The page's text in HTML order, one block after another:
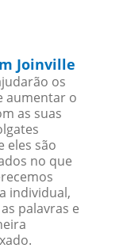
Joinville
os
aumentar o
as suas
eles são
no que
individual,
palavras e